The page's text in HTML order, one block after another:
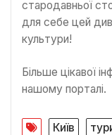
стародавньої
для себе цей
культури!
Більше цікавої
нашому порталі.
Київ